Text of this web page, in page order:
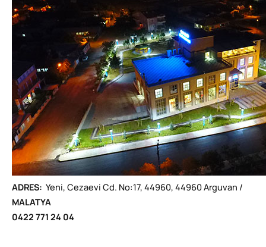
ADRES: Yeni, Cezaevi Cd. No:17, 44960, 44960 Arguvan /
MALATYA
0422 771 24 04